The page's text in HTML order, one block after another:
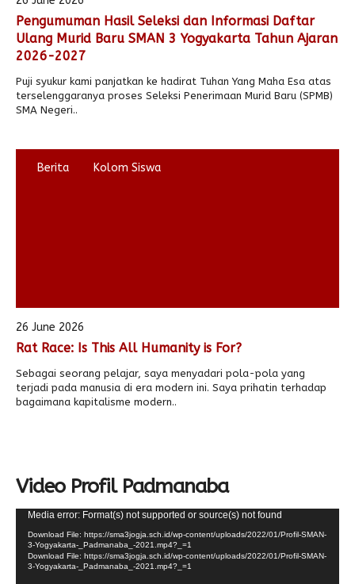
Antologi Puisi 1
Antologi Puisi 2
Antologi Puisi 3
Antologi Puisi 4
Kegiatan Kemitraan
Penbes 2026
Alumni
Pengumuman Hasil Seleksi dan Informasi Daftar
Ulang Murid Baru SMAN 3 Yogyakarta Tahun Ajaran
2026-2027
Puji syukur kami panjatkan ke hadirat Tuhan Yang Maha Esa atas
terselenggaranya proses Seleksi Penerimaan Murid Baru (SPMB)
SMA Negeri..
Berita Kolom Siswa
26 June 2026
Rat Race: Is This All Humanity is For?
Sebagai seorang pelajar, saya menyadari pola-pola yang
terjadi pada manusia di era modern ini. Saya prihatin terhadap
bagaimana kapitalisme modern..
Video Profil Padmanaba
Video
Player
Media error: Format(s) not supported or source(s) not found
Download File: https://sma3jogja.sch.id/wp-content/uploads/2022/01/Profil-SMAN-
3-Yogyakarta-_Padmanaba_-2021.mp4?_=1
Download File: https://sma3jogja.sch.id/wp-content/uploads/2022/01/Profil-SMAN-
3-Yogyakarta-_Padmanaba_-2021.mp4?_=1